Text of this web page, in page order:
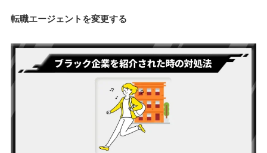
転職エージェントを変更する